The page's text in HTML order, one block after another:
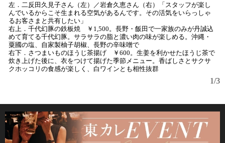
左．二反田久見子さん（左）／岩倉久恵さん（右）「スタッフが楽し
んでいるからこそ生まれる空気があるんです。その活気をいらっしゃ
るお客さまと共有したい」
右上．千代幻豚の鉄板焼 ￥1,500。長野・飯田で一家族のみが丹誠込
めて育てる千代幻豚。サラサラの脂と濃い肉の味が楽しめる。沖縄・
粟國の塩、自家製柚子胡椒、長野の辛味噌で
右下．さつまいものほうじ茶揚げ ￥600。生姜を利かせたほうじ茶で
炊き上げた後に、衣をつけて揚げた季節メニュー。香ばしさとサクサ
クホッコリの食感が楽しく、白ワインとも相性抜群
1/3